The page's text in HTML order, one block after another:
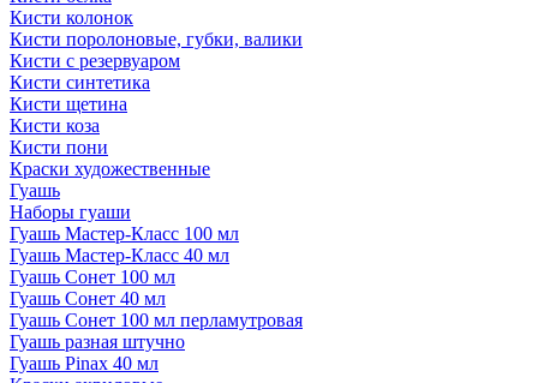
Кисти колонок
Кисти поролоновые, губки, валики
Кисти с резервуаром
Кисти синтетика
Кисти щетина
Кисти коза
Кисти пони
Краски художественные
Гуашь
Наборы гуаши
Гуашь Мастер-Класс 100 мл
Гуашь Мастер-Класс 40 мл
Гуашь Сонет 100 мл
Гуашь Сонет 40 мл
Гуашь Сонет 100 мл перламутровая
Гуашь разная штучно
Гуашь Pinax 40 мл